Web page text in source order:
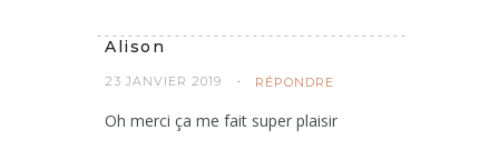
Alison
23 JANVIER 2019 RÉPONDRE
Oh merci ça me fait super plaisir